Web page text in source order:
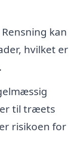
Rensning kan
hvilket er
til træets
risikoen for